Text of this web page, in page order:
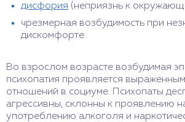
дисфория (неприязнь к
чрезмерная возбудимость при
дискомфорте.
Во взрослом возрасте возбудимая
психопатия проявляется
отношений в социуме. Психопаты
агрессивны, склонны к проявлению
употреблению алкоголя и